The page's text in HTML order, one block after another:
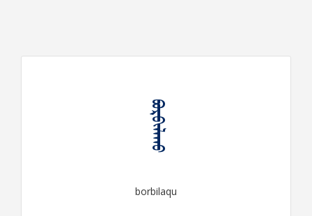
ᠪᠣᠷᠪᠢᠯᠠᠬᠤ
borbilaqu